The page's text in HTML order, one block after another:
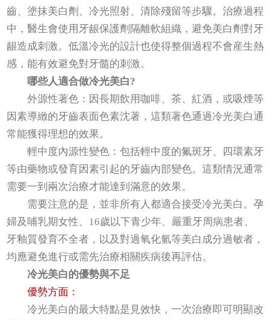
齒、塗抹美白劑、冷光照射、清除殘留等步驟。治療過程
中，醫生會使用牙龈保護劑隔離軟組織，避免美白劑對牙
龈造成刺激。低溫冷光的設計也使得整個過程不會産生熱
感，能有效避免對牙髓的刺激。
哪些人適合做冷光美白?
外源性著色：因長期飲用咖啡、茶、紅酒，或吸煙等
因素導緻的牙齒表面色素沈著，這類著色通過冷光美白通
常能獲得理想的效果。
輕中度內源性變色：包括輕中度的氟斑牙、四環素牙
等由藥物或發育因素引起的牙齒內部變色。這類情況通常
需要一到兩次治療才能達到滿意的效果。
需要注意的是，並非所有人都適合接受冷光美白。孕
婦及哺乳期女性、16歲以下青少年、嚴重牙周病患者、
牙釉質發育不全者，以及對過氧化氫等美白成分過敏者，
均應避免進行或需先治療相關疾病後再評估。
冷光美白的優勢與不足
優勢方面：
冷光美白的最大特點是見效快，一次治療即可明顯改